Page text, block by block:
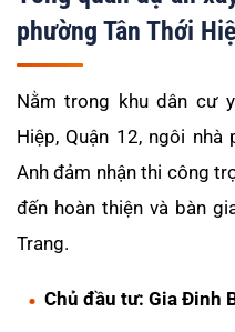
phường Tân Thới
Nằm trong khu dân cư
Hiệp, Quận 12, ngôi
Anh đảm nhận thi công
đến hoàn thiện và bàn
Trang.
Chủ đầu tư: Gia Đinh